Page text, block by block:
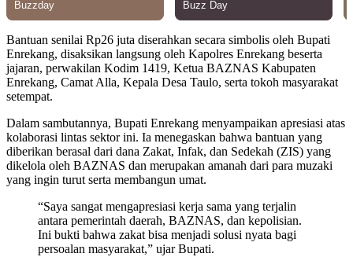
Bantuan senilai Rp26 juta diserahkan secara simbolis oleh Bupati
Enrekang, disaksikan langsung oleh Kapolres Enrekang beserta
jajaran, perwakilan Kodim 1419, Ketua BAZNAS Kabupaten
Enrekang, Camat Alla, Kepala Desa Taulo, serta tokoh masyarakat
setempat.
Dalam sambutannya, Bupati Enrekang menyampaikan apresiasi atas
kolaborasi lintas sektor ini. Ia menegaskan bahwa bantuan yang
diberikan berasal dari dana Zakat, Infak, dan Sedekah (ZIS) yang
dikelola oleh BAZNAS dan merupakan amanah dari para muzaki
yang ingin turut serta membangun umat.
“Saya sangat mengapresiasi kerja sama yang terjalin
antara pemerintah daerah, BAZNAS, dan kepolisian.
Ini bukti bahwa zakat bisa menjadi solusi nyata bagi
persoalan masyarakat,” ujar Bupati.